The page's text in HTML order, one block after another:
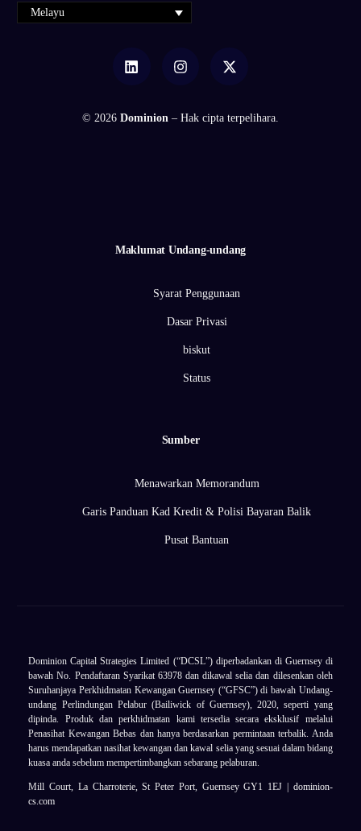
Melayu
© 2026 Dominion – Hak cipta terpelihara.
Maklumat Undang-undang
Syarat Penggunaan
Dasar Privasi
biskut
Status
Sumber
Menawarkan Memorandum
Garis Panduan Kad Kredit & Polisi Bayaran Balik
Pusat Bantuan
Dominion Capital Strategies Limited (“DCSL”) diperbadankan di Guernsey di
bawah No. Pendaftaran Syarikat 63978 dan dikawal selia dan dilesenkan oleh
Suruhanjaya Perkhidmatan Kewangan Guernsey (“GFSC”) di bawah Undang-
undang Perlindungan Pelabur (Bailiwick of Guernsey), 2020, seperti yang
dipinda. Produk dan perkhidmatan kami tersedia secara eksklusif melalui
Penasihat Kewangan Bebas dan hanya berdasarkan permintaan terbalik. Anda
harus mendapatkan nasihat kewangan dan kawal selia yang sesuai dalam bidang
kuasa anda sebelum mempertimbangkan sebarang pelaburan.
Mill Court, La Charroterie, St Peter Port, Guernsey GY1 1EJ | dominion-
cs.com
Log masuk